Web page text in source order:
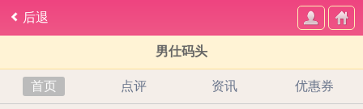
后退
男仕码头
首页 点评 资讯 优惠券